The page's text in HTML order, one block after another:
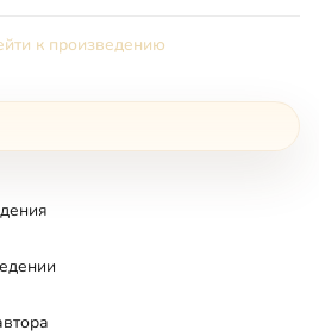
к произведению